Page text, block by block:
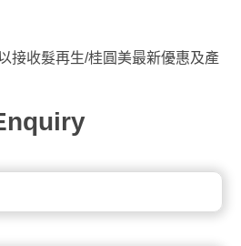
接收髮再生/桂圓美最新優惠及產